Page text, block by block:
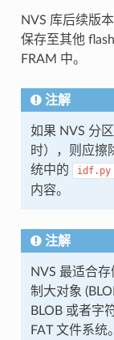
NVS 库后续版
保存至其他
FRAM 中。
注解
如果 NVS 分
时），则应擦
统中的
idf.py
内容。
注解
NVS 最适合
制大对象
BLOB 或者字
FAT 文件系统。